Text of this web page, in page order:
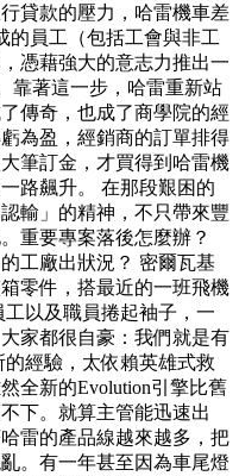
貸款的壓力，哈雷機車差
的員工（包括工會與非工
憑藉強大的意志力推出一
靠著這一步，哈雷重新站
傳奇，也成了商學院的經
為盈，經銷商的訂單排得
筆訂金，才買得到哈雷機
路飆升。 在那段艱困的
輸」的精神，不只帶來豐
重要專案落後怎麼辦？
工廠出狀況？ 密爾瓦基
零件，搭最近的一班飛機
以及職員捲起袖子，一
家都很自豪：我們就是有
經驗，太依賴英雄式救
全新的Evolution引擎比舊
下。就算主管能迅速出
雷的產品線越來越多，把
。有一年甚至因為車尾燈